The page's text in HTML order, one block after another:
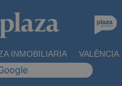
INMOBILIARIA VALÈNCIA